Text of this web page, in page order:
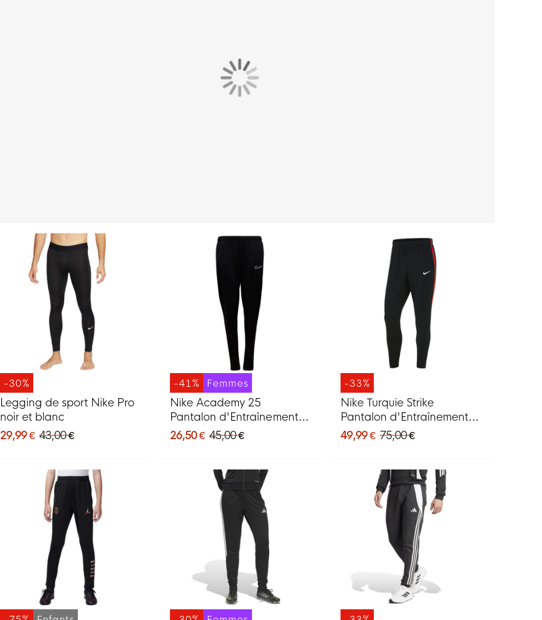
-30%
Legging de sport Nike Pro
noir et blanc
29,99 € 43,00 €
-41% Femmes
Nike Academy 25
Pantalon d'Entraînement
Femmes Noir Blanc
26,50 € 45,00 €
-33%
Nike Turquie Strike
Pantalon d'Entraînement
2026-2028 Noir Rouge
49,99 € 75,00 €